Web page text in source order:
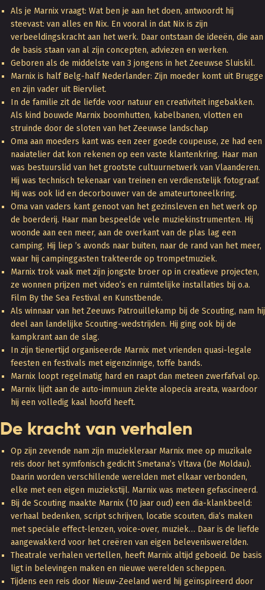
Als je Marnix vraagt: Wat ben je aan het doen, antwoordt hij
steevast: van alles en Nix. En vooral in dat Nix is zijn
verbeeldingskracht aan het werk. Daar ontstaan de ideeën, die aan
de basis staan van al zijn concepten, adviezen en werken.
Geboren als de middelste van 3 jongens in het Zeeuwse Sluiskil.
Marnix is half Belg-half Nederlander: Zijn moeder komt uit Brugge
en zijn vader uit Biervliet.
In de familie zit de liefde voor natuur en creativiteit ingebakken.
Als kind bouwde Marnix boomhutten, kabelbanen, vlotten en
struinde door de sloten van het Zeeuwse landschap
Oma aan moeders kant was een zeer goede coupeuse, ze had een
naaiatelier dat kon rekenen op een vaste klantenkring. Haar man
was bestuurslid van het grootste cultuurnetwerk van Vlaanderen.
Hij was technisch tekenaar van treinen en verdienstelijk fotograaf.
Hij was ook lid en decorbouwer van de amateurtoneelkring.
Oma van vaders kant genoot van het gezinsleven en het werk op
de boerderij. Haar man bespeelde vele muziekinstrumenten. Hij
woonde aan een meer, aan de overkant van de plas lag een
camping. Hij liep ’s avonds naar buiten, naar de rand van het meer,
waar hij campinggasten trakteerde op trompetmuziek.
Marnix trok vaak met zijn jongste broer op in creatieve projecten,
ze wonnen prijzen met video’s en ruimtelijke installaties bij o.a.
Film By the Sea Festival en Kunstbende.
Als winnaar van het Zeeuws Patrouillekamp bij de Scouting, nam hij
deel aan landelijke Scouting-wedstrijden. Hij ging ook bij de
kampkrant aan de slag.
In zijn tienertijd organiseerde Marnix met vrienden quasi-legale
feesten en festivals met eigenzinnige, toffe bands.
Marnix loopt regelmatig hard en raapt dan meteen zwerfafval op.
Marnix lijdt aan de auto-immuun ziekte alopecia areata, waardoor
hij een volledig kaal hoofd heeft.
De kracht van verhalen
Op zijn zevende nam zijn muziekleraar Marnix mee op muzikale
reis door het symfonisch gedicht Smetana’s Vltava (De Moldau).
Daarin worden verschillende werelden met elkaar verbonden,
elke met een eigen muziekstijl. Marnix was meteen gefascineerd.
Bij de Scouting maakte Marnix (10 jaar oud) een dia-klankbeeld:
verhaal bedenken, script schrijven, locatie scouten, dia’s maken
met speciale effect-lenzen, voice-over, muziek… Daar is de liefde
aangewakkerd voor het creëren van eigen beleveniswerelden.
Theatrale verhalen vertellen, heeft Marnix altijd geboeid. De basis
ligt in belevingen maken en nieuwe werelden scheppen.
Tijdens een reis door Nieuw-Zeeland werd hij geïnspireerd door